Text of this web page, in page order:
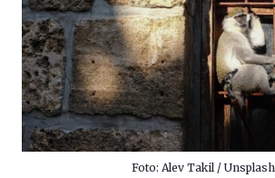
Foto: Alev Takil / Unsplash